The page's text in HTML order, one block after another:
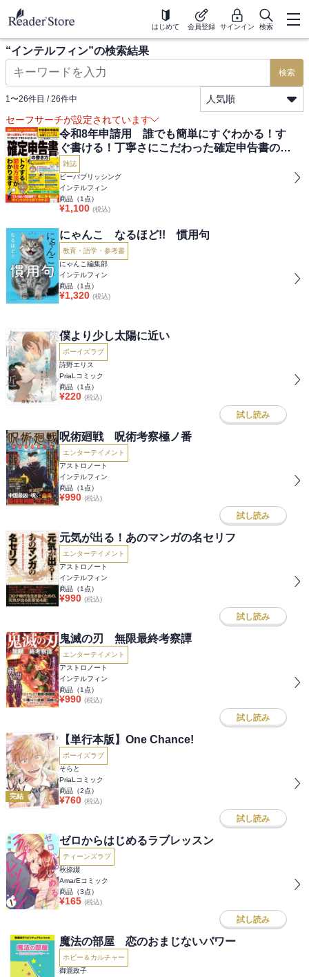
はじめて 会員登録 サインイン 検索
“インテルフィン”の検索結果
検索
1〜26件目 / 26件中
人気順
セーフサーチが設定されています
令和8年申請用 誰でも簡単にすぐわかる！す
ぐ書ける！丁寧さにこだわった確定申告書の書
き方
雑誌
ビーパブリッシング
インテルフィン
商品（1 点）
¥1,100 (税込)
にゃんこ なるほど!! 慣用句
教育・語学・参考書
にゃんこ編集部
インテルフィン
商品（1 点）
¥1,320 (税込)
僕より少し太陽に近い
ボーイズラブ
詩野エリス
PriaLコミック
商品（1 点）
¥220 (税込)
試し読み
呪術廻戦 呪術考察極ノ番
エンターテイメント
アストロノート
インテルフィン
商品（1 点）
¥990 (税込)
試し読み
元気が出る！あのマンガの名セリフ
エンターテイメント
アストロノート
インテルフィン
商品（1 点）
¥990 (税込)
試し読み
鬼滅の刃 無限最終考察譚
エンターテイメント
アストロノート
インテルフィン
商品（1 点）
¥990 (税込)
試し読み
完結
【単行本版】One Chance!
ボーイズラブ
そらと
PriaLコミック
商品（2点）
¥760 (税込)
試し読み
ゼロからはじめるラブレッスン
ティーンズラブ
秋捺綴
AmarEコミック
商品（3点）
¥165 (税込)
試し読み
魔法の部屋 恋のおまじないパワー
ホビー＆カルチャー
御瀧政子